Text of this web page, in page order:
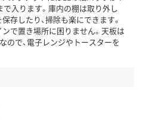
入ります。庫内の棚は取り外し
存したり、掃除も楽にできます。
で置き場所に困りません。天板は
ので、電子レンジやトースターを